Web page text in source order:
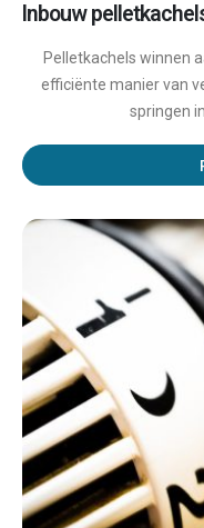
Inbouw
Pelletkachels winnen
efficiënte manier van
springen